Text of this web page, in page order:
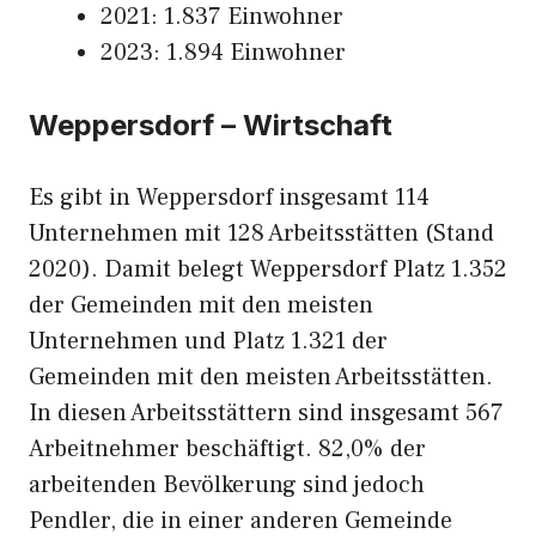
2021: 1.837 Einwohner
2023: 1.894 Einwohner
Weppersdorf – Wirtschaft
Es gibt in Weppersdorf insgesamt 114
Unternehmen mit 128 Arbeitsstätten (Stand
2020). Damit belegt Weppersdorf Platz 1.352
der Gemeinden mit den meisten
Unternehmen und Platz 1.321 der
Gemeinden mit den meisten Arbeitsstätten.
In diesen Arbeitsstättern sind insgesamt 567
Arbeitnehmer beschäftigt. 82,0% der
arbeitenden Bevölkerung sind jedoch
Pendler, die in einer anderen Gemeinde